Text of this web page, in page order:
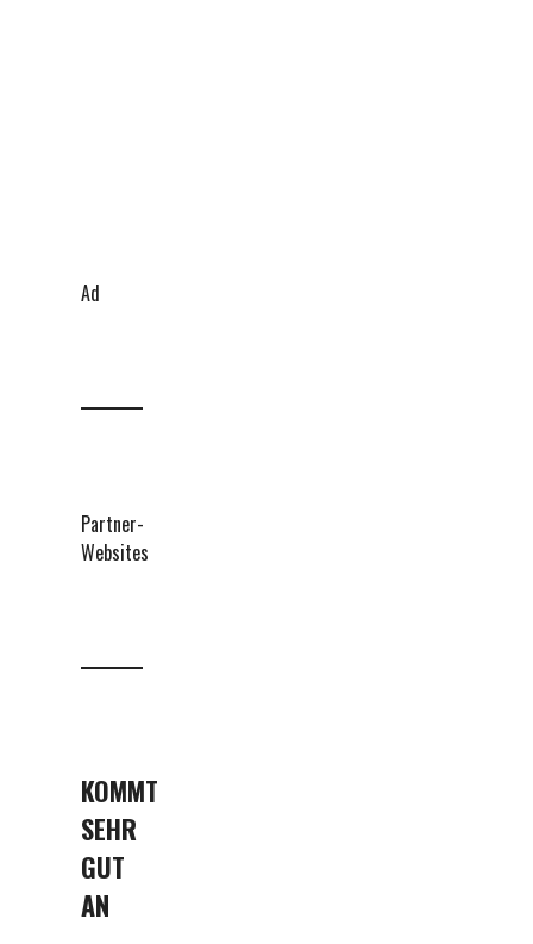
Ad
Partner-
Websites
KOMMT
SEHR
GUT
AN